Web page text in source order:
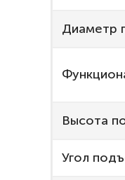
Диаметр
Высота
Угол